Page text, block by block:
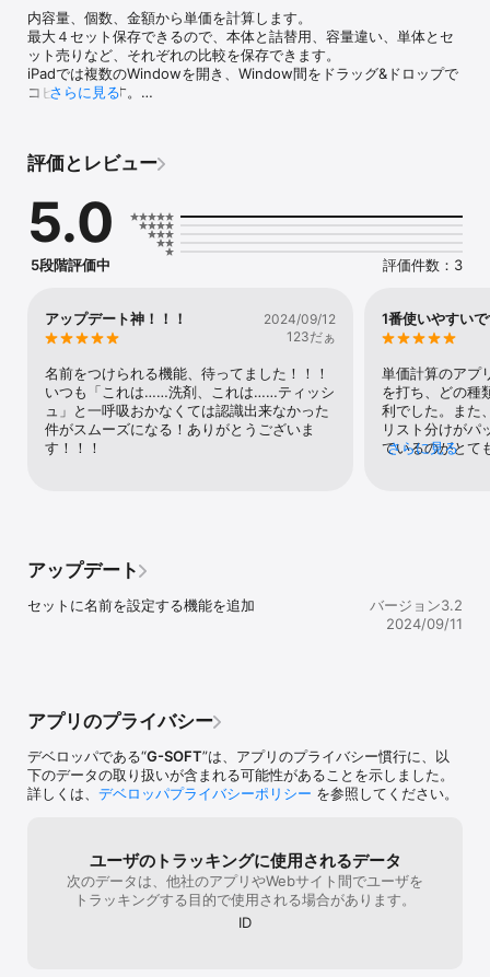
内容量、個数、金額から単価を計算します。
最大４セット保存できるので、本体と詰替用、容量違い、単体とセ
ット売りなど、それぞれの比較を保存できます。
iPadでは複数のWindowを開き、Window間をドラッグ&ドロップで
コピー出来ます。
◎ サブスクリプション・有料機能について
---------------------
サブスクリプション及び有料機能のご利用にあたっての規約などは
下記をご参照ください。
2. 利用規約: https://www.apple.com/legal/internet-
さらに見る
評価とレビュー
5.0
5段階評価中 評価件数：3
アップデート神！！！
2024/09/12
123だぁ
名前をつけられる機能、待ってました！！！
いつも「これは……洗剤、これは……ティッシ
ュ」と一呼吸おかなくては認識出来なかった
件がスムーズになる！ありがとうございま
す！！！
1番使いやすい
単価計算のアプ
を打ち、どの種
利でした。また
リスト分けがパ
ているのがとて
さらに見る
アップデート
セットに名前を設定する機能を追加
バージョン3.2
2024/09/11
アプリのプライバシー
デベロッパである“G-SOFT”は、アプリのプライバシー慣行に、以
下のデータの取り扱いが含まれる可能性があることを示しました。
詳しくは、 デベロッパプライバシーポリシー を参照してください。
ユーザのトラッキングに使用されるデータ
次のデータは、他社のアプリやWebサイト間でユーザを
トラッキングする目的で使用される場合があります。
ID